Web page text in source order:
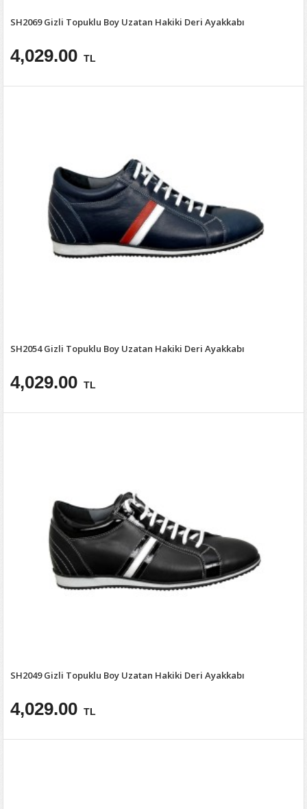
SH2069 Gizli Topuklu Boy Uzatan Hakiki Deri Ayakkabı
4,029.00 TL
SH2054 Gizli Topuklu Boy Uzatan Hakiki Deri Ayakkabı
4,029.00 TL
SH2049 Gizli Topuklu Boy Uzatan Hakiki Deri Ayakkabı
4,029.00 TL